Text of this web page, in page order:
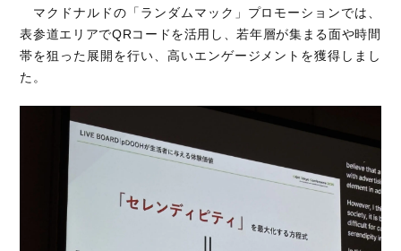
マクドナルドの「ランダムマック」プロモーションでは、
表参道エリアでQRコードを活用し、若年層が集まる面や時間
帯を狙った展開を行い、高いエンゲージメントを獲得しまし
た。